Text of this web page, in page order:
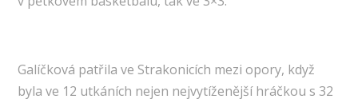
Galíčková patřila ve Strakonicích mezi opory, když
byla ve 12 utkáních nejen nejvytíženější hráčkou s 32